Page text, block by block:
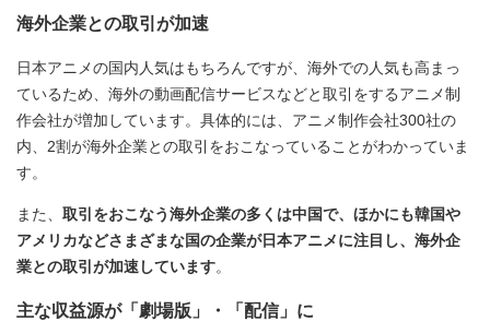
海外企業との取引が加速
日本アニメの国内人気はもちろんですが、海外での人気も高まっ
ているため、海外の動画配信サービスなどと取引をするアニメ制
作会社が増加しています。具体的には、アニメ制作会社300社の
内、2割が海外企業との取引をおこなっていることがわかっていま
す。
また、 取引をおこなう海外企業の多くは中国で、ほかにも韓国や
アメリカなどさまざまな国の企業が日本アニメに注目し、海外企
業との取引が加速しています。
主な収益源が「劇場版」・「配信」に